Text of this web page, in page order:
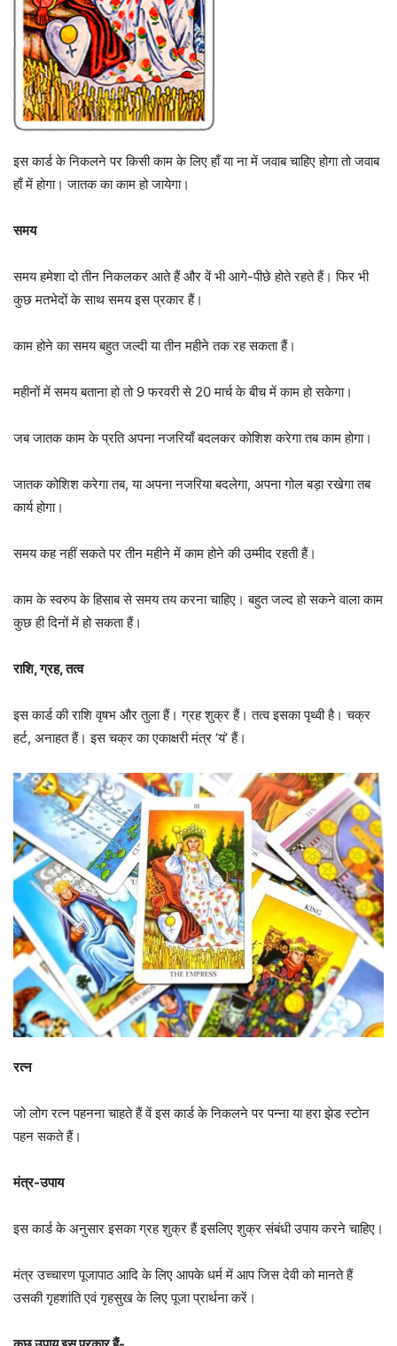
इस कार्ड के निकलने पर किसी काम के लिए हाँ या ना में जवाब चाहिए होगा तो जवाब
हाँ में होगा। जातक का काम हो जायेगा।
समय
समय हमेशा दो तीन निकलकर आते हैं और वें भी आगे-पीछे होते रहते हैं। फिर भी
कुछ मतभेदों के साथ समय इस प्रकार हैं।
काम होने का समय बहुत जल्दी या तीन महीने तक रह सकता हैं।
महीनों में समय बताना हो तो 9 फरवरी से 20 मार्च के बीच में काम हो सकेगा।
जब जातक काम के प्रति अपना नजरियाँ बदलकर कोशिश करेगा तब काम होगा।
जातक कोशिश करेगा तब, या अपना नजरिया बदलेगा, अपना गोल बड़ा रखेगा तब
कार्य होगा।
समय कह नहीं सकते पर तीन महीने में काम होने की उम्मीद रहती हैं।
काम के स्वरुप के हिसाब से समय तय करना चाहिए। बहुत जल्द हो सकने वाला काम
कुछ ही दिनों में हो सकता हैं।
राशि, ग्रह, तत्व
इस कार्ड की राशि वृषभ और तुला हैं। ग्रह शुक्र हैं। तत्व इसका पृथ्वी है। चक्र
हर्ट, अनाहत हैं। इस चक्र का एकाक्षरी मंत्र ‘यं’ हैं।
रत्न
जो लोग रत्न पहनना चाहते हैं वें इस कार्ड के निकलने पर पन्ना या हरा झेड स्टोन
पहन सकते हैं।
मंत्र-उपाय
इस कार्ड के अनुसार इसका ग्रह शुक्र हैं इसलिए शुक्र संबंधी उपाय करने चाहिए।
मंत्र उच्चारण पूजापाठ आदि के लिए आपके धर्म में आप जिस देवी को मानते हैं
उसकी गृहशांति एवं गृहसुख के लिए पूजा प्रार्थना करें।